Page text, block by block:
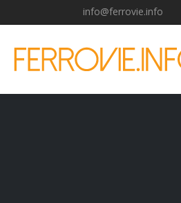
info@ferrovie.info